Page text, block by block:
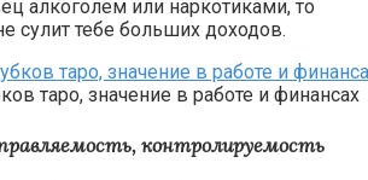
алкоголем или наркотиками, то
сулит тебе больших доходов.
таро, значение в работе и финансах
контролируемость